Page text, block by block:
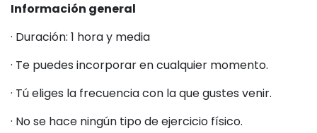
Información general
· Duración: 1 hora y media
· Te puedes incorporar en cualquier momento.
· Tú eliges la frecuencia con la que gustes venir.
· No se hace ningún tipo de ejercicio físico.